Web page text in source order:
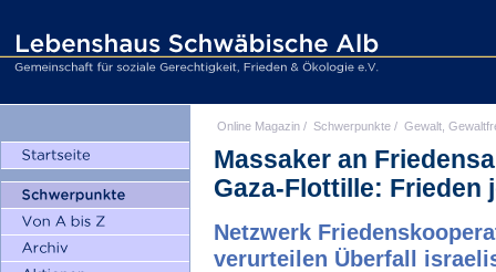
Online Magazin / Schwerpunkte / Gewalt,
Massaker an
Gaza-Flottille: Frieden
Netzwerk
verurteilen Überfall